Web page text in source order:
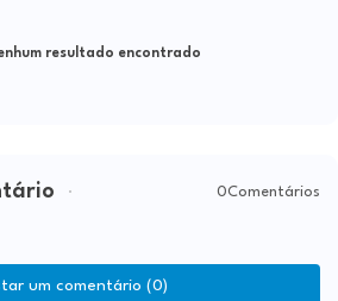
resultado encontrado
0Comentários
um comentário (0)